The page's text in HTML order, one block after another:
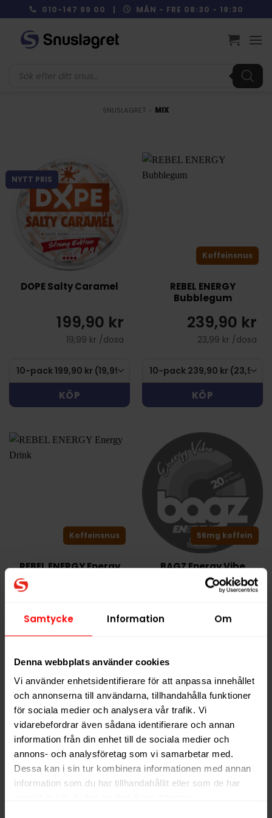
Samtycke Information Om
Denna webbplats använder cookies
Vi använder enhetsidentifierare för att anpassa innehållet
och annonserna till användarna, tillhandahålla funktioner
för sociala medier och analysera vår trafik. Vi
vidarebefordrar även sådana identifierare och annan
information från din enhet till de sociala medier och
annons- och analysföretag som vi samarbetar med.
Dessa kan i sin tur kombinera informationen med annan
information som du har tillhandahållit eller som de har
to
content
010-147 99 00 | MÅN - FRE 08:30 - 19:30
SNUSLAGRET MIX
NYTT PRIS
DOPE Salty Caramel
199,90 kr
19,99 kr /dosa
KÖP
Koffeinsnus
REBEL ENERGY
Bubblegum
239,90 kr
23,99 kr /dosa
KÖP
Koffeinsnus
REBEL ENERGY Energy
23,99 kr /dosa
KÖP
56mg koffein
BAGZ Energy Vibe
Denna produkt innehåller
nikotin som är ett mycket